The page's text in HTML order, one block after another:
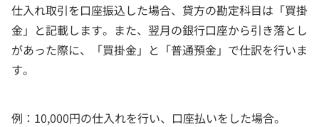
仕入れ取引を口座振込した場合、貸方の勘定科目は「買掛
金」と記載します。また、翌月の銀行口座から引き落とし
があった際に、「買掛金」と「普通預金」で仕訳を行いま
す。
例：10,000円の仕入れを行い、口座払いをした場合。